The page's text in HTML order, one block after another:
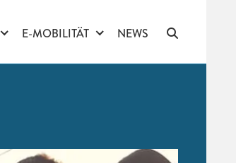
E-MOBILITÄT NEWS